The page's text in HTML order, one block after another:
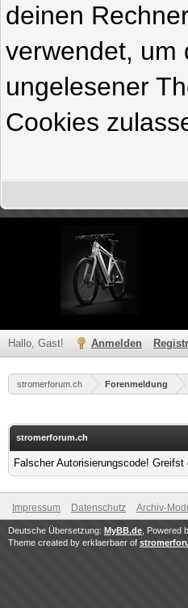
deinen
verwendet, um
ungelesener
Cookies
Hallo, Gast! Anmelden
stromerforum.ch Forenmeldung
stromerforum.ch
Falscher Autorisierungscode!
Impressum Datenschutz Archiv-
Deutsche Übersetzung: MyBB.de , Powered
Theme created by erklaerbaer of